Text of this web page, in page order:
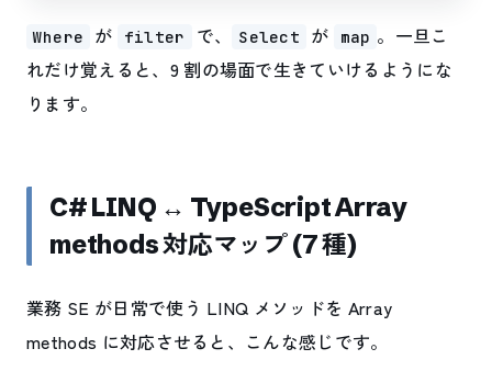
Where が filter で、 Select が map 。一旦こ
れだけ覚えると、9 割の場面で生きていけるようにな
ります。
C# LINQ ↔ TypeScript Array
methods 対応マップ (7 種)
業務 SE が日常で使う LINQ メソッドを Array
methods に対応させると、こんな感じです。